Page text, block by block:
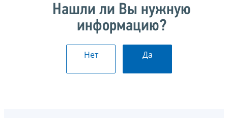
Нашли ли Вы нужную
информацию?
Нет Да